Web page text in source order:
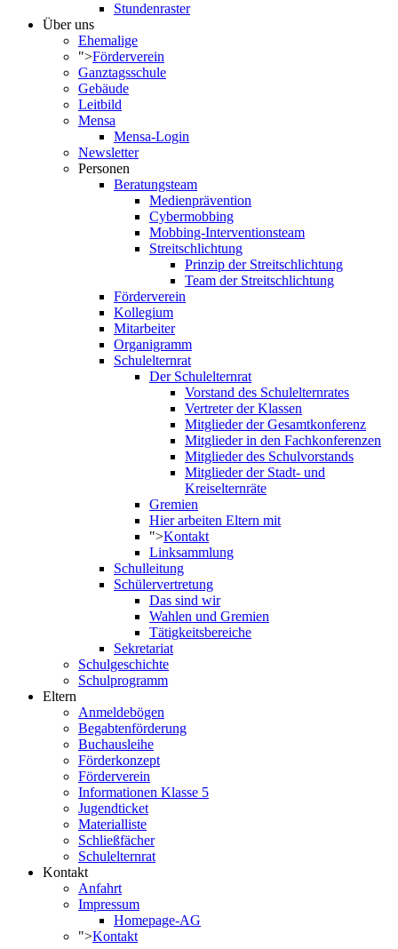
Stundenraster
Über uns
Ehemalige
">Förderverein
Ganztagsschule
Gebäude
Leitbild
Mensa
Mensa-Login
Newsletter
Personen
Beratungsteam
Medienprävention
Cybermobbing
Mobbing-Interventionsteam
Streitschlichtung
Prinzip der Streitschlichtung
Team der Streitschlichtung
Förderverein
Kollegium
Mitarbeiter
Organigramm
Schulelternrat
Der Schulelternrat
Vorstand des Schulelternrates
Vertreter der Klassen
Mitglieder der Gesamtkonferenz
Mitglieder in den Fachkonferenzen
Mitglieder des Schulvorstands
Mitglieder der Stadt- und
Kreiselternräte
Gremien
Hier arbeiten Eltern mit
">Kontakt
Linksammlung
Schulleitung
Schülervertretung
Das sind wir
Wahlen und Gremien
Tätigkeitsbereiche
Sekretariat
Schulgeschichte
Schulprogramm
Eltern
Anmeldebögen
Begabtenförderung
Buchausleihe
Förderkonzept
Förderverein
Informationen Klasse 5
Jugendticket
Materialliste
Schließfächer
Schulelternrat
Kontakt
Anfahrt
Impressum
Homepage-AG
">Kontakt